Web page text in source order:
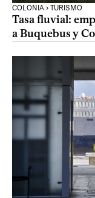
COLONIA › TURISMO
Tasa fluvial:
a Buquebus y